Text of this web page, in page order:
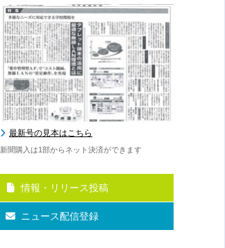
最新号の見本はこちら
新聞購入は1部からネット決済ができます
情報・リリース投稿
ニュース配信登録